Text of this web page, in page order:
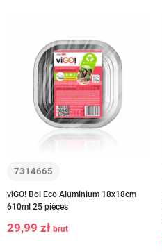
7314665
viGO! Bol Eco Aluminium 18x18cm
610ml 25 pièces
29,99 zł brut